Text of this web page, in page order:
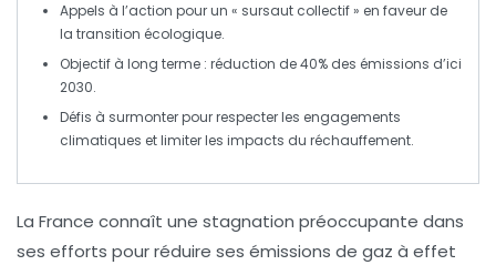
Appels à l’action pour un « sursaut collectif » en faveur de
la transition écologique.
Objectif à long terme : réduction de40% des émissions d’ici
2030.
Défis à surmonter pour respecter les engagements
climatiques et limiter les impacts du réchauffement.
La France connaît une stagnation préoccupante dans
ses efforts pour réduire ses émissions de gaz à effet